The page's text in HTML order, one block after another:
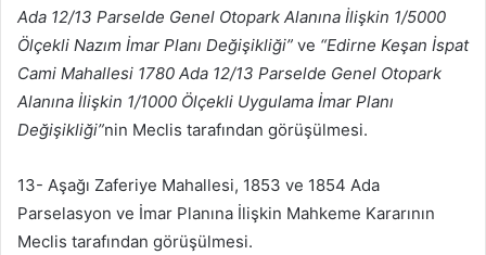
Ada 12/13 Parselde Genel Otopark Alanına İlişkin 1/5000
Ölçekli Nazım İmar Planı Değişikliği” ve “Edirne Keşan İspat
Cami Mahallesi 1780 Ada 12/13 Parselde Genel Otopark
Alanına İlişkin 1/1000 Ölçekli Uygulama İmar Planı
Değişikliği”nin Meclis tarafından görüşülmesi.
13- Aşağı Zaferiye Mahallesi, 1853 ve 1854 Ada
Parselasyon ve İmar Planına İlişkin Mahkeme Kararının
Meclis tarafından görüşülmesi.